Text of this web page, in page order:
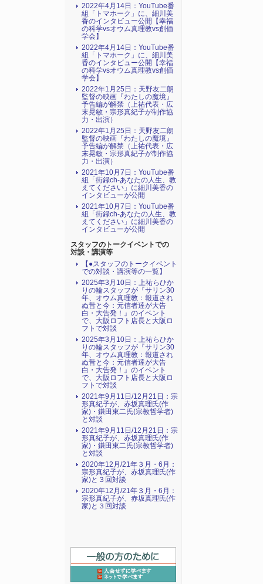
2022年4月14日：YouTube番
組「トマホーク」に、細川美
香のインタビュー公開【幸福
の科学vsオウム真理教vs創価
学会】
2022年4月14日：YouTube番
組「トマホーク」に、細川美
香のインタビュー公開【幸福
の科学vsオウム真理教vs創価
学会】
2022年1月25日：天野友二朗
監督の映画『わたしの魔境』
予告編が解禁（上祐代表・広
末晃敏・宗形真紀子が制作協
力・出演）
2022年1月25日：天野友二朗
監督の映画『わたしの魔境』
予告編が解禁（上祐代表・広
末晃敏・宗形真紀子が制作協
力・出演）
2021年10月7日：YouTube番
組「街録ch-あなたの人生、教
えてください」に細川美香の
インタビューが公開
2021年10月7日：YouTube番
組「街録ch-あなたの人生、教
えてください」に細川美香の
インタビューが公開
スタッフのトークイベントでの
対談・講演等
【●スタッフのトークイベント
での対談・講演等の一覧】
2025年3月10日：上祐らひか
りの輪スタッフが『サリン30
年、オウム真理教：報道され
ぬ昔と今：元信者達が大告
白・大告発！』のイベント
で、大阪ロフト店長と大阪ロ
フトで対談
2025年3月10日：上祐らひか
りの輪スタッフが『サリン30
年、オウム真理教：報道され
ぬ昔と今：元信者達が大告
白・大告発！』のイベント
で、大阪ロフト店長と大阪ロ
フトで対談
2021年9月11日/12月21日：宗
形真紀子が、赤坂真理氏(作
家)・鎌田東二氏(宗教哲学者)
と対談
2021年9月11日/12月21日：宗
形真紀子が、赤坂真理氏(作
家)・鎌田東二氏(宗教哲学者)
と対談
2020年12月/21年３月・6月：
宗形真紀子が、赤坂真理氏(作
家)と３回対談
2020年12月/21年３月・6月：
宗形真紀子が、赤坂真理氏(作
家)と３回対談